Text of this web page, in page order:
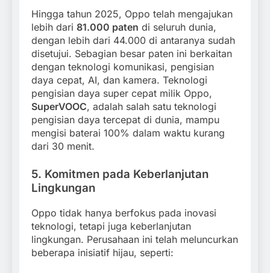
Hingga tahun 2025, Oppo telah mengajukan
lebih dari 81.000 paten di seluruh dunia,
dengan lebih dari 44.000 di antaranya sudah
disetujui. Sebagian besar paten ini berkaitan
dengan teknologi komunikasi, pengisian
daya cepat, AI, dan kamera. Teknologi
pengisian daya super cepat milik Oppo,
SuperVOOC, adalah salah satu teknologi
pengisian daya tercepat di dunia, mampu
mengisi baterai 100% dalam waktu kurang
dari 30 menit.
5. Komitmen pada Keberlanjutan
Lingkungan
Oppo tidak hanya berfokus pada inovasi
teknologi, tetapi juga keberlanjutan
lingkungan. Perusahaan ini telah meluncurkan
beberapa inisiatif hijau, seperti: